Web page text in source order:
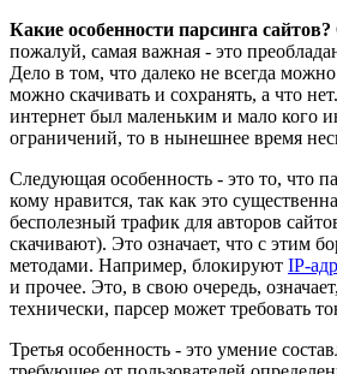
Какие особенности парсинга сайтов?
пожалуй, самая важная - это
Дело в том, что далеко не всегда можно
можно скачивать и сохранять, а что
интернет был маленьким и мало кого
ограничений, то в нынешнее время
Следующая особенность - это то, что
кому нравится, так как это
бесполезный трафик для авторов
скачивают). Это означает, что с этим
методами. Например, блокируют IP-
и прочее. Это, в свою очередь,
технически, парсер может требовать
Третья особенность - это умение